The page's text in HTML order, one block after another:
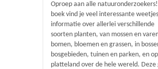
Oproep aan alle
boek vind je veel interessante
informatie over allerlei verschillende
soorten planten, van mossen en
bomen, bloemen en grassen, in
bosgebieden, tuinen en parken, en
platteland over de hele wereld. Deze